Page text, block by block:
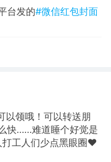
台发的#微信红包封面
以领哦！可以转送朋
快……难道睡个好觉是
工人们少点黑眼圈❤